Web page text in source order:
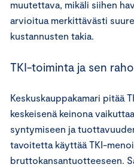
muutettava, mikäli siihen
arvioitua merkittävästi
kustannusten takia.
TKI-toiminta ja sen
Keskuskauppakamari pitää
keskeisenä keinona
syntymiseen ja
tavoitetta käyttää TKI-
bruttokansantuotteeseen.